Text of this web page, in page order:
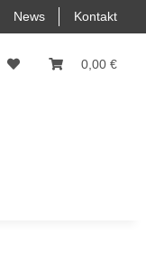
News Kontakt
0,00 €